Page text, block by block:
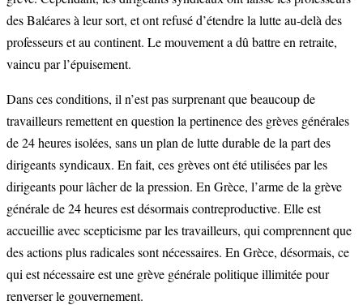
des Baléares à leur sort, et ont refusé d’étendre la lutte au-delà des
professeurs et au continent. Le mouvement a dû battre en retraite,
vaincu par l’épuisement.
Dans ces conditions, il n’est pas surprenant que beaucoup de
travailleurs remettent en question la pertinence des grèves générales
de 24 heures isolées, sans un plan de lutte durable de la part des
dirigeants syndicaux. En fait, ces grèves ont été utilisées par les
dirigeants pour lâcher de la pression. En Grèce, l’arme de la grève
générale de 24 heures est désormais contreproductive. Elle est
accueillie avec scepticisme par les travailleurs, qui comprennent que
des actions plus radicales sont nécessaires. En Grèce, désormais, ce
qui est nécessaire est une grève générale politique illimitée pour
renverser le gouvernement.